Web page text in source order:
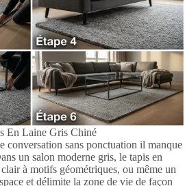
En Laine Gris Chiné
conversation sans ponctuation il manque
un salon moderne gris, le tapis en
à motifs géométriques, ou même un
et délimite la zone de vie de façon